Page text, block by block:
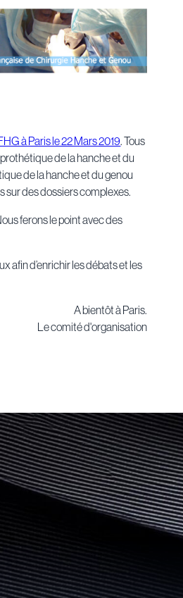
à Paris le 22 Mars 2019. Tous
de la hanche et du
de la hanche et du genou
sur des dossiers complexes.
ferons le point avec des
afin d’enrichir les débats et les
A bientôt à Paris.
Le comité d'organisation